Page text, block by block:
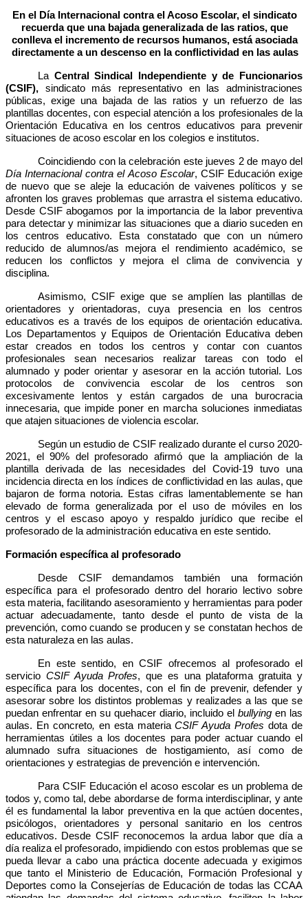
En el Día Internacional contra el Acoso Escolar, el sindicato
recuerda que una bajada generalizada de las ratios, que
conlleva el incremento de recursos humanos, está asociada
directamente a un descenso en la conflictividad en las aulas
La Central Sindical Independiente y de Funcionarios
(CSIF), sindicato más representativo en las administraciones
públicas, exige una bajada de las ratios y un refuerzo de las
plantillas docentes, con especial atención a los profesionales de la
Orientación Educativa en los centros educativos para prevenir
situaciones de acoso escolar en los colegios e institutos.
Coincidiendo con la celebración este jueves 2 de mayo del
Día Internacional contra el Acoso Escolar, CSIF Educación exige
de nuevo que se aleje la educación de vaivenes políticos y se
afronten los graves problemas que arrastra el sistema educativo.
Desde CSIF abogamos por la importancia de la labor preventiva
para detectar y minimizar las situaciones que a diario suceden en
los centros educativo. Esta constatado que con un número
reducido de alumnos/as mejora el rendimiento académico, se
reducen los conflictos y mejora el clima de convivencia y
disciplina.
Asimismo, CSIF exige que se amplíen las plantillas de
orientadores y orientadoras, cuya presencia en los centros
educativos es a través de los equipos de orientación educativa.
Los Departamentos y Equipos de Orientación Educativa deben
estar creados en todos los centros y contar con cuantos
profesionales sean necesarios realizar tareas con todo el
alumnado y poder orientar y asesorar en la acción tutorial. Los
protocolos de convivencia escolar de los centros son
excesivamente lentos y están cargados de una burocracia
innecesaria, que impide poner en marcha soluciones inmediatas
que atajen situaciones de violencia escolar.
Según un estudio de CSIF realizado durante el curso 2020-
2021, el 90% del profesorado afirmó que la ampliación de la
plantilla derivada de las necesidades del Covid-19 tuvo una
incidencia directa en los índices de conflictividad en las aulas, que
bajaron de forma notoria. Estas cifras lamentablemente se han
elevado de forma generalizada por el uso de móviles en los
centros y el escaso apoyo y respaldo jurídico que recibe el
profesorado de la administración educativa en este sentido.
Formación específica al profesorado
Desde CSIF demandamos también una formación
específica para el profesorado dentro del horario lectivo sobre
esta materia, facilitando asesoramiento y herramientas para poder
actuar adecuadamente, tanto desde el punto de vista de la
prevención, como cuando se producen y se constatan hechos de
esta naturaleza en las aulas.
En este sentido, en CSIF ofrecemos al profesorado el
servicio CSIF Ayuda Profes, que es una plataforma gratuita y
específica para los docentes, con el fin de prevenir, defender y
asesorar sobre los distintos problemas y realizades a las que se
puedan enfrentar en su quehacer diario, incluido el bullying en las
aulas. En concreto, en esta materiaCSIF Ayuda Profes dota de
herramientas útiles a los docentes para poder actuar cuando el
alumnado sufra situaciones de hostigamiento, así como de
orientaciones y estrategias de prevención e intervención.
Para CSIF Educación el acoso escolar es un problema de
todos y, como tal, debe abordarse de forma interdisciplinar, y ante
él es fundamental la labor preventiva en la que actúen docentes,
psicólogos, orientadores y personal sanitario en los centros
educativos. Desde CSIF reconocemos la ardua labor que día a
día realiza el profesorado, impidiendo con estos problemas que se
pueda llevar a cabo una práctica docente adecuada y exigimos
que tanto el Ministerio de Educación, Formación Profesional y
Deportes como la Consejerías de Educación de todas las CCAA